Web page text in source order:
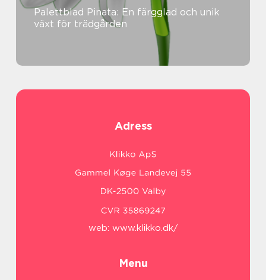
Palettblad Pinata: En färgglad och unik
växt för trädgården
Adress
web: www.klikko.dk/
Menu